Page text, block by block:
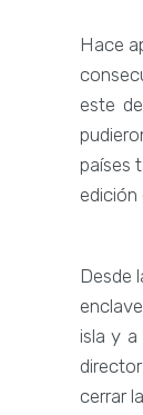
Hace
este
países
edición
Desde
isla y a
cerrar